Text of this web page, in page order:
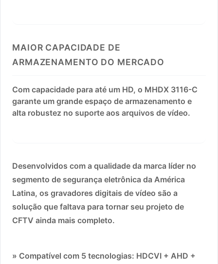
MAIOR CAPACIDADE DE
ARMAZENAMENTO DO MERCADO
Com capacidade para até um HD, o MHDX 3116-C
garante um grande espaço de armazenamento e
alta robustez no suporte aos arquivos de vídeo.
Desenvolvidos com a qualidade da marca líder no
segmento de segurança eletrônica da América
Latina, os gravadores digitais de vídeo são a
solução que faltava para tornar seu projeto de
CFTV ainda mais completo.
» Compatível com 5 tecnologias: HDCVI + AHD +